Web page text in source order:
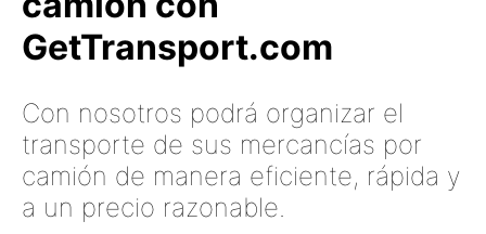
GetTransport.com
Con nosotros podrá organizar el
transporte de sus mercancías por
camión de manera eficiente, rápida y
a un precio razonable.